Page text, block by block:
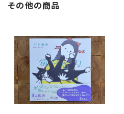
その他の商品